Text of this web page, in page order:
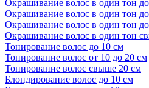
Окрашивание волос в один тон
Окрашивание волос в один тон
Окрашивание волос в один тон
Окрашивание волос в один тон
Тонирование волос до 10 см
Тонирование волос от 10 до 20 см
Тонирование волос свыше 20 см
Блондирование волос до 10 см